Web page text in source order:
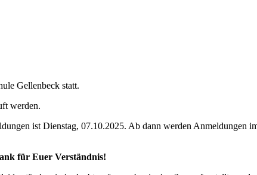
Gellenbeck statt.
werden.
ist Dienstag, 07.10.2025. Ab dann werden Anmeldungen
für Euer Verständnis!